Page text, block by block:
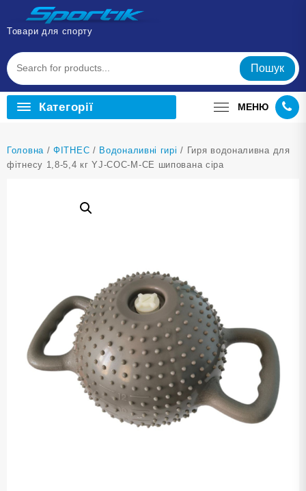
Перейти
вмісту
Товари для спорту
Пошук
Категорії МЕНЮ
Головна /ФІТНЕС / Водоналивні гирі / Гиря водоналивна для
фітнесу 1,8-5,4 кг YJ-COC-M-СЕ шипована сіра